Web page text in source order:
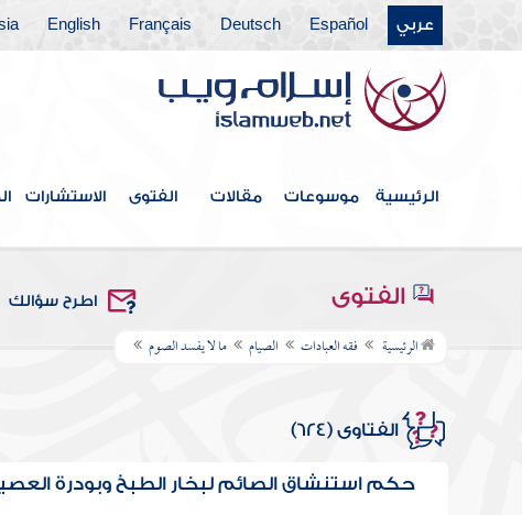
عربي Español
Deutsch
Français
English
الرئيسية موسوعات مقالات الفتوى الاستشارات
الفتوى اطرح سؤالك
الرئيسية فقه العبادات الصيام ما لا يفسد الصوم
الفتاوى (624)
حكم استنشاق الصائم لبخار الطبخ وبودرة